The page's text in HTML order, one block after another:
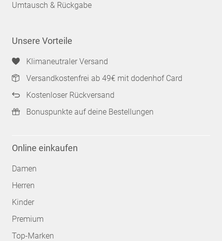
Umtausch & Rückgabe
Unsere Vorteile
Klimaneutraler Versand
Versandkostenfrei ab 49€ mit dodenhof Card
Kostenloser Rückversand
Bonuspunkte auf deine Bestellungen
Online einkaufen
Damen
Herren
Kinder
Premium
Top-Marken